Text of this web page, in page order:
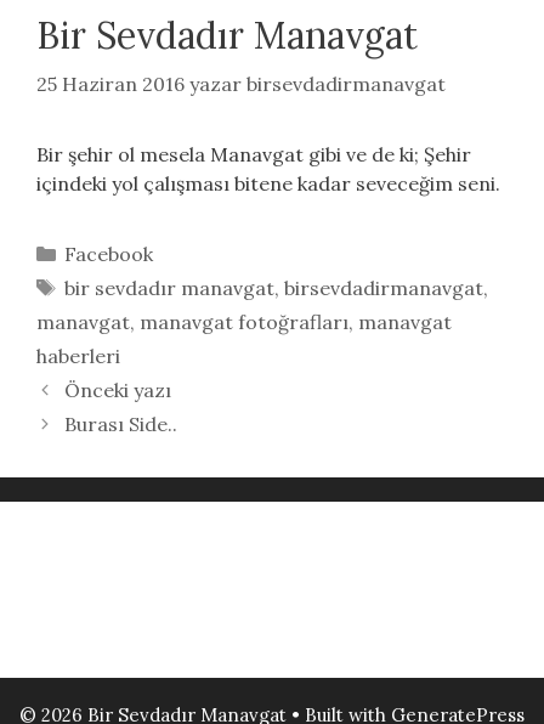
Bir Sevdadır Manavgat
25 Haziran 2016 yazar birsevdadirmanavgat
Bir şehir ol mesela Manavgat gibi ve de ki; Şehir
içindeki yol çalışması bitene kadar seveceğim seni.
Kategoriler
Facebook
Etiketler
bir sevdadır manavgat, birsevdadirmanavgat,
manavgat, manavgat fotoğrafları, manavgat
haberleri
Önceki yazı
Burası Side..
© 2026 Bir Sevdadır Manavgat • Built with GeneratePress